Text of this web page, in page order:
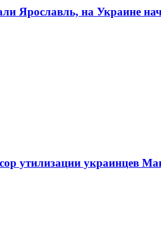
Ярославль, на Украине
утилизации украинцев